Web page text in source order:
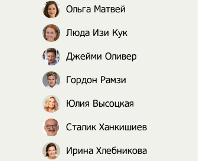
Ольга Матвей
Люда Изи Кук
Джейми Оливер
Гордон Рамзи
Юлия Высоцкая
Сталик Ханкишиев
Ирина Хлебникова